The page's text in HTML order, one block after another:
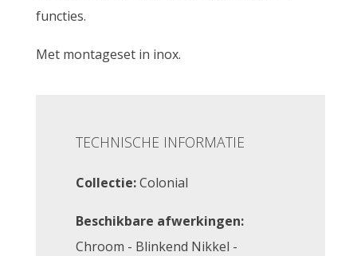
functies.
Met montageset in inox.
TECHNISCHE INFORMATIE
Collectie:Colonial
Beschikbare afwerkingen:
Chroom - Blinkend Nikkel -